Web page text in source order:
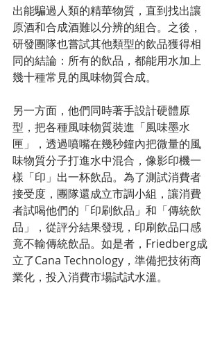
出能騙過人類的精華物質，直到找出讓
原酒和合成酒難以分辨的組合。之後，
研發團隊也嘗試其他類型的飲品獲得相
同的結論：所有的飲品，都能用水加上
幾十種常見的風味物質合成。
另一方面，他們同時著手設計硬體原
型，把各種風味物質裝進「風味墨水
匣」，透過噴嘴在幾秒鐘內把微量的風
味物質分子打進水中混合，像影印機一
樣「印」出一杯飲品。為了測試消費者
接受度，團隊還成立市調小組，讓消費
者試喝他們的「印刷飲品」和「傳統飲
品」，從評分結果發現，印刷飲品口感
竟不輸傳統飲品。如是者，Friedberg成
立了Cana Technology，準備把技術商
業化，投入消費市場試試水溫。